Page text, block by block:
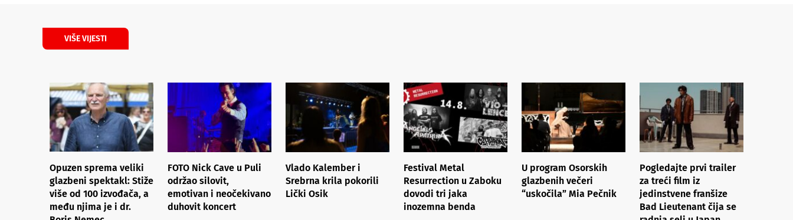
VIŠE VIJESTI
Opuzen sprema veliki
glazbeni spektakl: Stiže
više od 100 izvođača, a
među njima je i dr.
FOTO Nick Cave u Puli
održao silovit,
emotivan i neočekivano
duhovit koncert
Vlado Kalember i
Srebrna krila pokorili
Lički Osik
Festival Metal
Resurrection u Zaboku
dovodi tri jaka
inozemna benda
U program Osorskih
glazbenih večeri
“uskočila” Mia Pečnik
Pogledajte prvi trailer
za treći film iz
jedinstvene franšize
Bad Lieutenant čija se